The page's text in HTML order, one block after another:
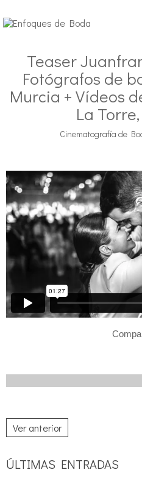
Teaser
Fotógrafos de
Murcia + Vídeos
La
Cinematografía de
Ver anterior
ÚLTIMAS ENTRADAS